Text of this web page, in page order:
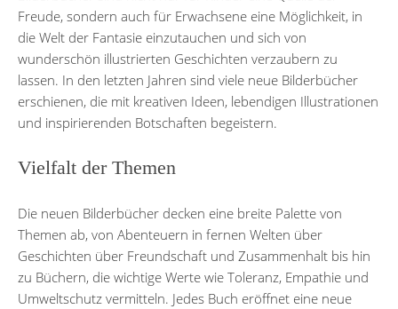
Freude, sondern auch für Erwachsene eine Möglichkeit, in
die Welt der Fantasie einzutauchen und sich von
wunderschön illustrierten Geschichten verzaubern zu
lassen. In den letzten Jahren sind viele neue Bilderbücher
erschienen, die mit kreativen Ideen, lebendigen Illustrationen
und inspirierenden Botschaften begeistern.
Vielfalt der Themen
Die neuen Bilderbücher decken eine breite Palette von
Themen ab, von Abenteuern in fernen Welten über
Geschichten über Freundschaft und Zusammenhalt bis hin
zu Büchern, die wichtige Werte wie Toleranz, Empathie und
Umweltschutz vermitteln. Jedes Buch eröffnet eine neue